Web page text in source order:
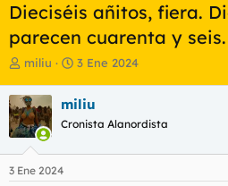
Dieciséis añitos, fiera.
parecen cuarenta y seis.
I
i
c
i
a
d
o
miliu
F
h
a
e
3 Ene 2024
miliu
Cronista Alanordista
3 Ene 2024